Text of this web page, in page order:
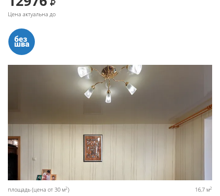
Цена актуальна до
площадь (цена от 30 м2) 16,7 м2